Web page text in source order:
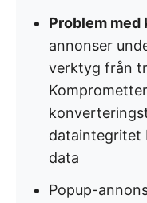
Problem
annonser
verktyg från
dataintegritet
data
Popup-